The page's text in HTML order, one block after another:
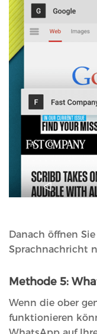
Danach öffnen
Sprachnachricht
Methode 5:
Wenn die ober
funktionieren